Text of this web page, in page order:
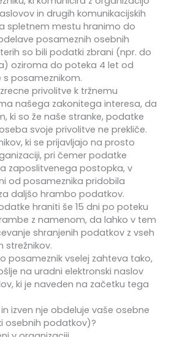
in drugih komunikacijskih
spletnem mestu hranimo do
posameznih osebnih
so bili podatki zbrani (npr. do
oziroma do poteka 4 let od
s posameznikom.
privolitve k tržnemu
našega zakonitega interesa, da
ki so že naše stranke, podatke
svoje privolitve ne prekliče.
ki se prijavljajo na prosto
pri čemer podatke
zaposlitvenega postopka, v
od posameznika pridobila
daljšo hrambo podatkov.
hraniti še 15 dni po poteku
z namenom, da lahko v tem
shranjenih podatkov z vseh
strežnikov.
posameznik vselej zahteva tako,
na uradni elektronski naslov
ki je naveden na začetku tega
izven nje obdeluje vaše osebne
osebnih podatkov)?